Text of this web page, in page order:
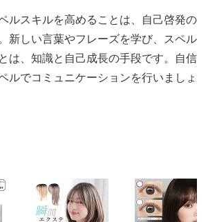
ルスキルを高めることは、自己啓発の
新しい言葉やフレーズを学び、スペル
は、知識と自己成長の手段です。自信
ルでコミュニケーションを行いましょ